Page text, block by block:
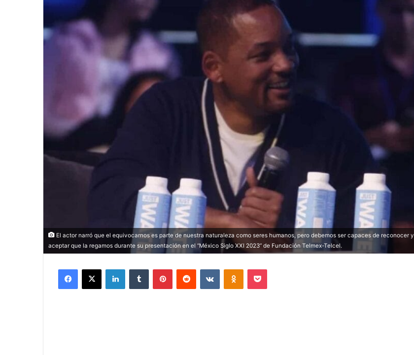
El actor narró que el equivocarnos es parte de nuestra naturaleza como seres humanos, pero debemos ser capaces de reconocer y
aceptar que la regamos durante su presentación en el “México Siglo XXI 2023” de Fundación Telmex-Telcel.
Facebook
X LinkedInTumblr PinterestReddit VKontakteOdnoklassniki
Pocket